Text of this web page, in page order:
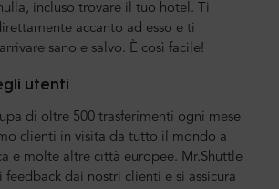
incluso trovare il tuo hotel. Ti
accanto ad esso e ti
sano e salvo. È così facile!
utenti
di oltre 500 trasferimenti ogni mese
clienti in visita da tutto il mondo a
e molte altre città europee. Mr.Shuttle
feedback dai nostri clienti e si assicura